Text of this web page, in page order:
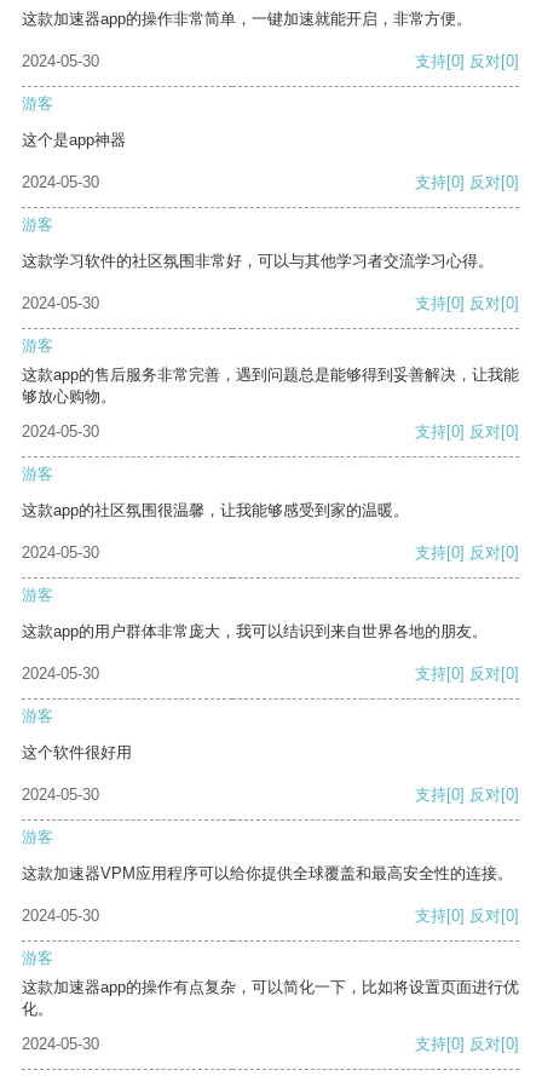
这款加速器app的操作非常简单，一键加速就能开启，非常方便。
2024-05-30 支持[0] 反对[0]
游客
这个是app神器
2024-05-30 支持[0] 反对[0]
游客
这款学习软件的社区氛围非常好，可以与其他学习者交流学习心得。
2024-05-30 支持[0] 反对[0]
游客
这款app的售后服务非常完善，遇到问题总是能够得到妥善解决，让我能
够放心购物。
2024-05-30
支持[0] 反对[0]
游客
这款app的社区氛围很温馨，让我能够感受到家的温暖。
2024-05-30 支持[0] 反对[0]
游客
这款app的用户群体非常庞大，我可以结识到来自世界各地的朋友。
2024-05-30 支持[0] 反对[0]
游客
这个软件很好用
2024-05-30 支持[0] 反对[0]
游客
这款加速器VPM应用程序可以给你提供全球覆盖和最高安全性的连接。
2024-05-30 支持[0] 反对[0]
游客
这款加速器app的操作有点复杂，可以简化一下，比如将设置页面进行优
化。
2024-05-30
支持[0] 反对[0]